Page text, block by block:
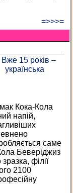
=>>>=
Кока-Кола
напій,
саме
Беверіджиз
філії
2100